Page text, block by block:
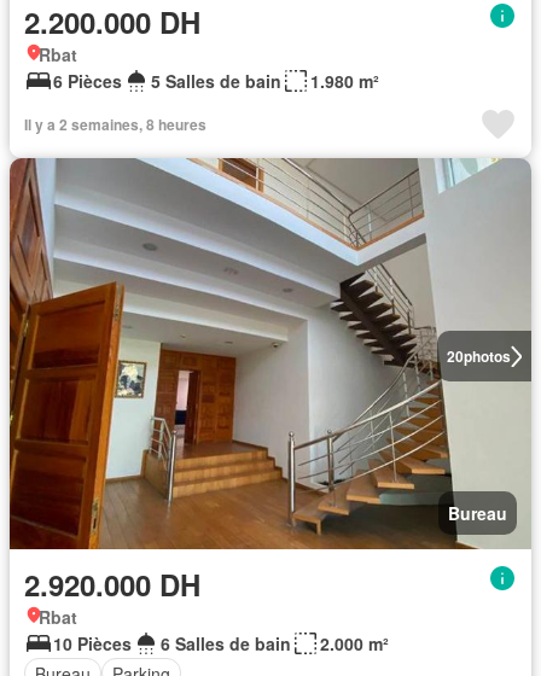
2.200.000 DH
Rbat
6 Pièces
5 Salles de bain 1.980 m²
Il y a 2 semaines, 8 heures
20photos
Bureau
2.920.000 DH
Rbat
10 Pièces
6 Salles de bain
2.000 m²